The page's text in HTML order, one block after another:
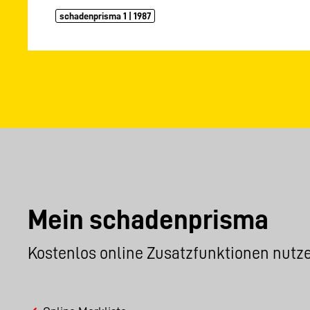
schadenprisma 1 | 1987
Mein schadenprisma
Kostenlos online Zusatzfunktionen